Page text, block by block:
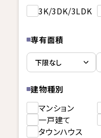
3K/3DK/3LDK
専有面積
建物種別
マンション
一戸建て
タウンハウス